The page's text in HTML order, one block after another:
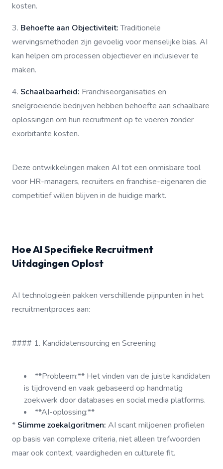
kosten.
3. Behoefte aan Objectiviteit:Traditionele
wervingsmethoden zijn gevoelig voor menselijke bias. AI
kan helpen om processen objectiever en inclusiever te
maken.
4. Schaalbaarheid: Franchiseorganisaties en
snelgroeiende bedrijven hebben behoefte aan schaalbare
oplossingen om hun recruitment op te voeren zonder
exorbitante kosten.
Deze ontwikkelingen maken AI tot een onmisbare tool
voor HR-managers, recruiters en franchise-eigenaren die
competitief willen blijven in de huidige markt.
Hoe AI Specifieke Recruitment
Uitdagingen Oplost
AI technologieën pakken verschillende pijnpunten in het
recruitmentproces aan:
#### 1. Kandidatensourcing en Screening
**Probleem:** Het vinden van de juiste kandidaten
is tijdrovend en vaak gebaseerd op handmatig
zoekwerk door databases en social media platforms.
**AI-oplossing:**
* Slimme zoekalgoritmen: AI scant miljoenen profielen
op basis van complexe criteria, niet alleen trefwoorden
maar ook context, vaardigheden en culturele fit.